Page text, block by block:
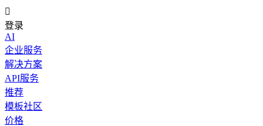

登录
AI
企业服务
解决方案
API服务
推荐
模板社区
价格